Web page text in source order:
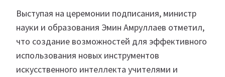
Выступая на церемонии подписания, министр
науки и образования Эмин Амруллаев отметил,
что создание возможностей для эффективного
использования новых инструментов
искусственного интеллекта учителями и